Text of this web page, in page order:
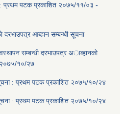
: प्रथम पटक प्रकाशित २०७५/११/०३ -
दरभाउपत्र आब्हान सम्बन्धी सूचना
सम्बन्धी दरभाउपत्र अाब्हानकाे
१०/२७
: प्रथम पटक प्रकाशित २०७५/१०/२४
: प्रथम पटक प्रकाशित २०७५/१०/२४